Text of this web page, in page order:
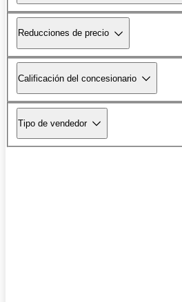
Reducciones de precio
Calificación del concesionario
Tipo de vendedor